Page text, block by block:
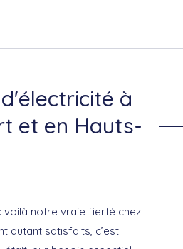
à
et en Hauts-
voilà notre vraie fierté chez
autant satisfaits, c’est